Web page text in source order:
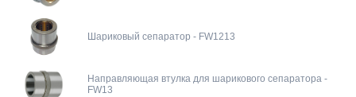
Шариковый сепаратор - FW1213
Направляющая втулка для шарикового сепаратора -
FW13